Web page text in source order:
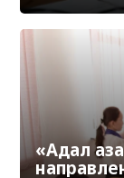
«Адал